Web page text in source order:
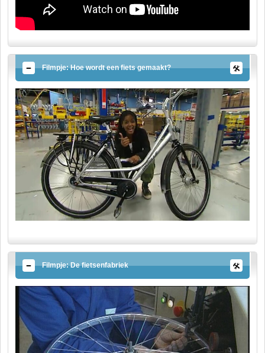
Filmpje: Hoe wordt een fiets gemaakt?
Filmpje: De fietsenfabriek